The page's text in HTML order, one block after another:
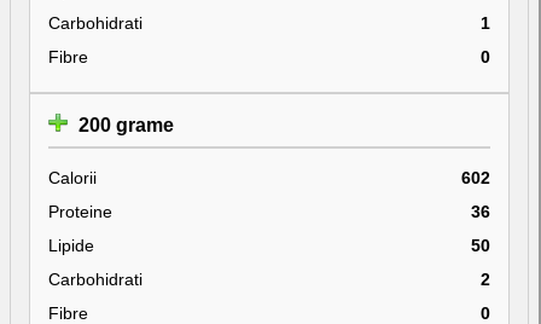
Carbohidrati
1
Fibre
0
200 grame
Calorii
602
Proteine
36
Lipide
50
Carbohidrati
2
Fibre
0